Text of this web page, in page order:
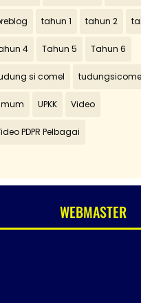
tahun 1 tahun 2
4 Tahun 5 Tahun 6
si comel
UPKK Video
PDPR Pelbagai
WEBMASTER